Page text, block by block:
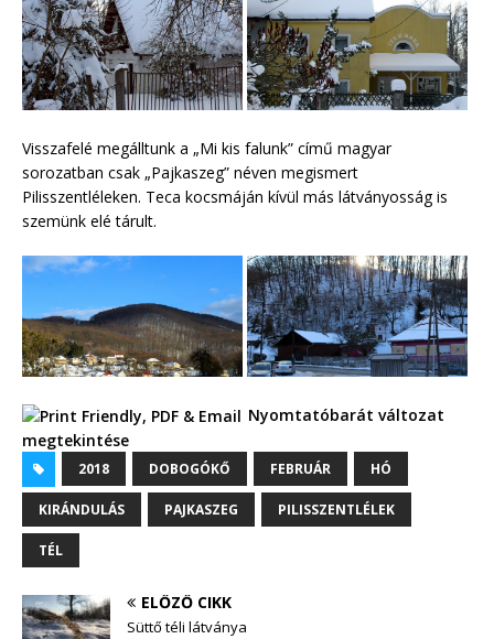
Visszafelé megálltunk a „Mi kis falunk” című magyar
sorozatban csak „Pajkaszeg” néven megismert
Pilisszentléleken. Teca kocsmáján kívül más látványosság is
szemünk elé tárult.
Nyomtatóbarát változat
megtekintése
2018 DOBOGÓKŐ FEBRUÁR HÓ
KIRÁNDULÁS PAJKASZEG PILISSZENTLÉLEK
TÉL
ELŐZŐ CIKK
Süttő téli látványa